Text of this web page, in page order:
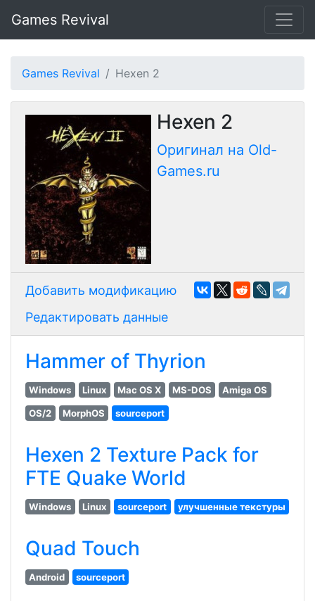
Games Revival
Games Revival Hexen 2
Hexen 2
Оригинал на Old-
Games.ru
Добавить модификацию
Редактировать данные
Hammer of Thyrion
Windows Linux Mac OS X MS-DOS Amiga OS
OS/2 MorphOS sourceport
Hexen 2 Texture Pack for
FTE Quake World
Windows Linux sourceport улучшенные текстуры
Quad Touch
Android sourceport